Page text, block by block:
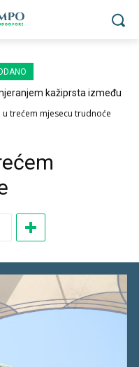
kažiprsta između
u trećem mjesecu trudnoće